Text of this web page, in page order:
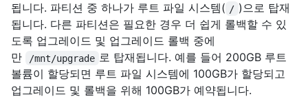
됩니다. 파티션 중 하나가 루트 파일 시스템( / )으로 탑재
됩니다. 다른 파티션은 필요한 경우 더 쉽게 롤백할 수 있
도록 업그레이드 및 업그레이드 롤백 중에
만
/mnt/upgrade 로 탑재됩니다. 예를 들어 200GB 루트
볼륨이 할당되면 루트 파일 시스템에 100GB가 할당되고
업그레이드 및 롤백을 위해 100GB가 예약됩니다.